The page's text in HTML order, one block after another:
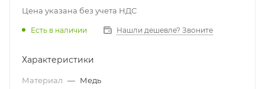
Цена указана без учета НДС
Есть в наличии Нашли дешевле? Звоните
Характеристики
Материал — Медь